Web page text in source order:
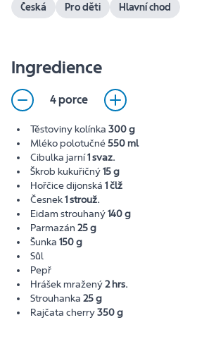
Česká Pro děti Hlavní chod
Ingredience
4 porce
Těstoviny kolínka 300 g
Mléko polotučné550 ml
Cibulka jarní1 svaz.
Škrob kukuřičný15 g
Hořčice dijonská 1 člž
Česnek1 strouž.
Eidam strouhaný140 g
Parmazán 25 g
Šunka 150 g
Sůl
Pepř
Hrášek mražený2 hrs.
Strouhanka 25 g
Rajčata cherry350 g